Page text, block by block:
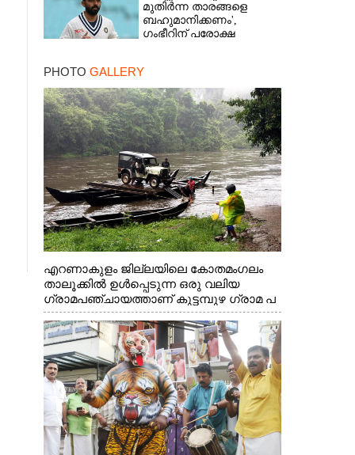
മുതിർന്ന താരങ്ങളെ
ബഹുമാനിക്കണം',
ഗംഭീറിന് പരോക്ഷ
PHOTO GALLERY
എറണാകുളം ജില്ലയിലെ കോതമംഗലം
താലൂക്കിൽ ഉൾപ്പെടുന്ന ഒരു വലിയ
ഗ്രാമപഞ്ചായത്താണ് കുട്ടമ്പുഴ ഗ്രാമ പ
ഞ്ചായത്ത്. ആദിവാസി ഊരുകളായ
വെള്ളാരംകുത്ത്, കത്തിപ്പാറ, ഉറിയംപെട്ടി,
തേക്കല്ല്, വെട്ടിക്കല്ല്, മഞ്ചപ്പാറ എന്നീ
ആറു സ്ഥലങ്ങളിലേക്കുള്ള പ്രധാന
സഞ്ചാര മാർഗമാണ് ഈ കാണുന്ന
കടത്ത് വള്ളം